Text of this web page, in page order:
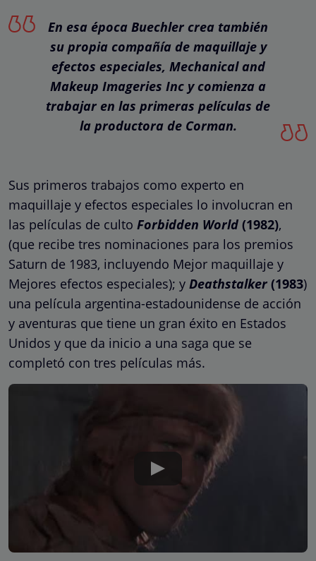
En esa época Buechler crea también
su propia compañía de maquillaje y
efectos especiales, Mechanical and
Makeup Imageries Inc y comienza a
trabajar en las primeras películas de
la productora de Corman.
Sus primeros trabajos como experto en
maquillaje y efectos especiales lo involucran en
las películas de culto Forbidden World (1982),
(que recibe tres nominaciones para los premios
Saturn de 1983, incluyendo Mejor maquillaje y
Mejores efectos especiales); y Deathstalker (1983)
una película argentina-estadounidense de acción
y aventuras que tiene un gran éxito en Estados
Unidos y que da inicio a una saga que se
completó con tres películas más.